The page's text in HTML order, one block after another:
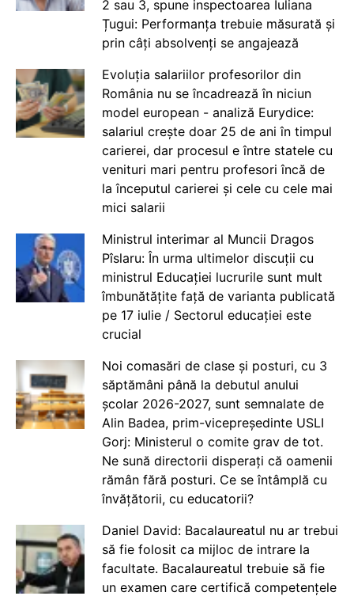
2 sau 3, spune inspectoarea Iuliana
Țugui: Performanța trebuie măsurată și
prin câți absolvenți se angajează
Evoluția salariilor profesorilor din
România nu se încadrează în niciun
model european - analiză Eurydice:
salariul crește doar 25 de ani în timpul
carierei, dar procesul e între statele cu
venituri mari pentru profesori încă de
la începutul carierei și cele cu cele mai
mici salarii
Ministrul interimar al Muncii Dragos
Pîslaru: În urma ultimelor discuții cu
ministrul Educației lucrurile sunt mult
îmbunătățite față de varianta publicată
pe 17 iulie / Sectorul educației este
crucial
Noi comasări de clase și posturi, cu 3
săptămâni până la debutul anului
școlar 2026-2027, sunt semnalate de
Alin Badea, prim-vicepreședinte USLI
Gorj: Ministerul o comite grav de tot.
Ne sună directorii disperați că oamenii
rămân fără posturi. Ce se întâmplă cu
învățătorii, cu educatorii?
Daniel David: Bacalaureatul nu ar trebui
să fie folosit ca mijloc de intrare la
facultate. Bacalaureatul trebuie să fie
un examen care certifică competențele